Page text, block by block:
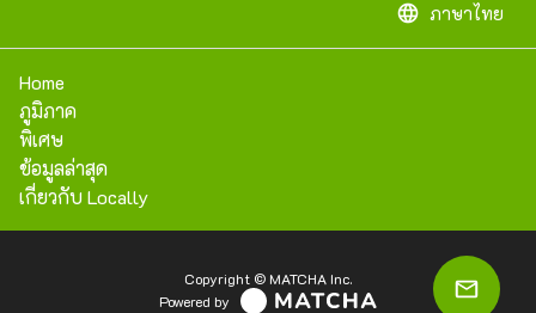
language ภาษาไทย
Home
ภูมิภาค
พิเศษ
ข้อมูลล่าสุด
เกี่ยวกับ Locally
Copyright © MATCHA Inc.
Powered by